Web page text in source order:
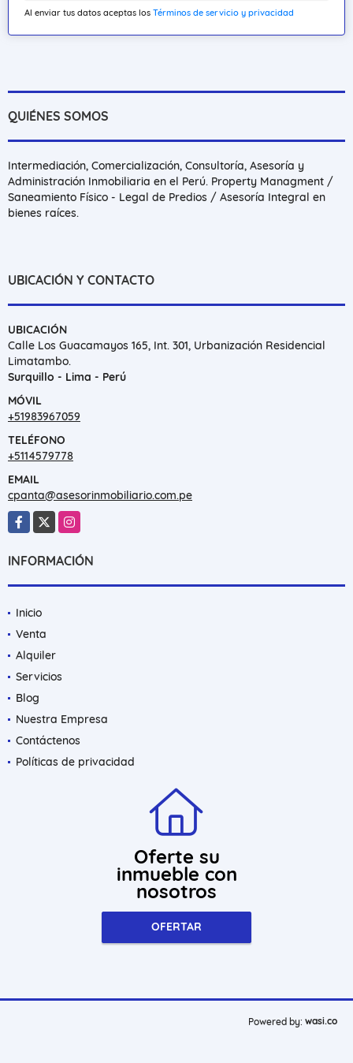
Al enviar tus datos aceptas los Términos de servicio y privacidad
QUIÉNES SOMOS
Intermediación, Comercialización, Consultoría, Asesoría y
Administración Inmobiliaria en el Perú. Property Managment /
Saneamiento Físico - Legal de Predios / Asesoría Integral en
bienes raíces.
UBICACIÓN Y CONTACTO
UBICACIÓN
Calle Los Guacamayos 165, Int. 301, Urbanización Residencial
Limatambo.
Surquillo - Lima - Perú
MÓVIL
+51983967059
TELÉFONO
+5114579778
EMAIL
cpanta@asesorinmobiliario.com.pe
Facebook
X Instagram
INFORMACIÓN
Inicio
Venta
Alquiler
Servicios
Blog
Nuestra Empresa
Contáctenos
Políticas de privacidad
Oferte su
inmueble con
nosotros
OFERTAR
Powered by: wasi.co